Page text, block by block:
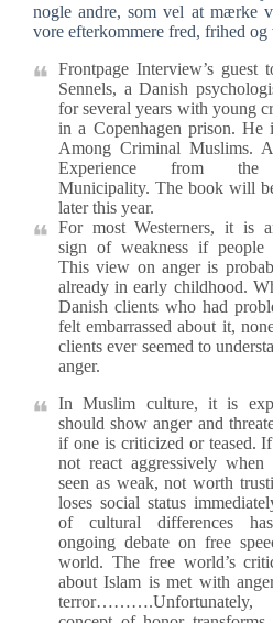
nogle andre, som vel at mærke
vore efterkommere fred, frihed og
Frontpage Interview’s guest
Sennels, a Danish
for several years with young
in a Copenhagen prison. He
Among Criminal Muslims. A
Experience from the
Municipality. The book will
later this year.
For most Westerners, it is
sign of weakness if people
This view on anger is
already in early childhood.
Danish clients who had
felt embarrassed about it,
clients ever seemed to
anger.
In Muslim culture, it is
should show anger and
if one is criticized or teased.
not react aggressively
seen as weak, not worth
loses social status
of cultural differences
ongoing debate on free
world. The free world’s
about Islam is met with